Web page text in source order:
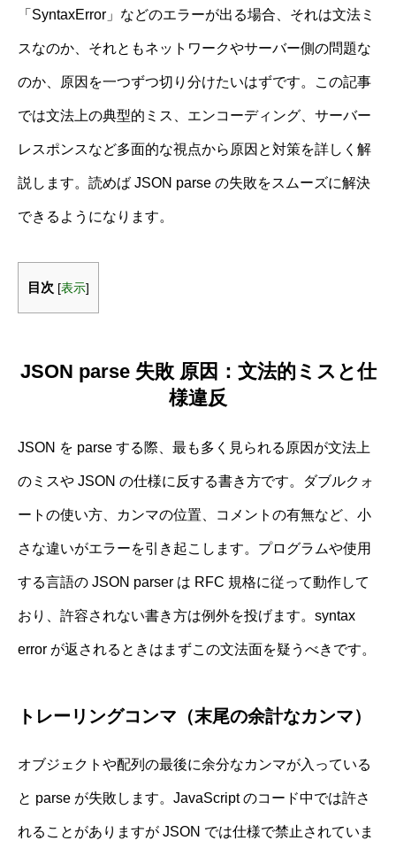
「SyntaxError」などのエラーが出る場合、それは文法ミ
スなのか、それともネットワークやサーバー側の問題な
のか、原因を一つずつ切り分けたいはずです。この記事
では文法上の典型的ミス、エンコーディング、サーバー
レスポンスなど多面的な視点から原因と対策を詳しく解
説します。読めば JSON parse の失敗をスムーズに解決
できるようになります。
目次 [表示]
JSON parse 失敗 原因：文法的ミスと仕
様違反
JSON を parse する際、最も多く見られる原因が文法上
のミスや JSON の仕様に反する書き方です。ダブルクォ
ートの使い方、カンマの位置、コメントの有無など、小
さな違いがエラーを引き起こします。プログラムや使用
する言語の JSON parser は RFC 規格に従って動作して
おり、許容されない書き方は例外を投げます。syntax
error が返されるときはまずこの文法面を疑うべきです。
トレーリングコンマ（末尾の余計なカンマ）
オブジェクトや配列の最後に余分なカンマが入っている
と parse が失敗します。JavaScript のコード中では許さ
れることがありますが JSON では仕様で禁止されていま